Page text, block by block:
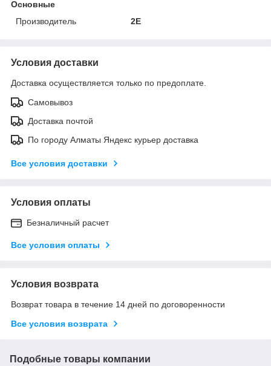
Основные
Производитель
2E
Условия доставки
Доставка осуществляется только по предоплате.
Самовывоз
Доставка почтой
По городу Алматы Яндекс курьер доставка
Все условия доставки
Условия оплаты
Безналичный расчет
Все условия оплаты
Условия возврата
Возврат товара в течение 14 дней по договоренности
Все условия возврата
Подобные товары компании